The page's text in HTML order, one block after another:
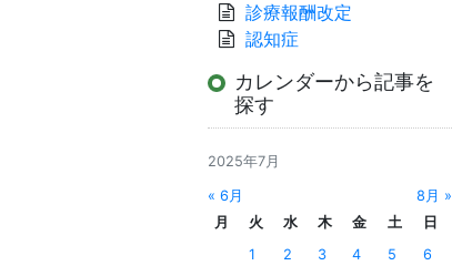
診療報酬改定
認知症
カレンダーから記事を
探す
2025年7月
« 6月
8月 »
月
火 水 木 金 土
日
1
2 3 4 5
6